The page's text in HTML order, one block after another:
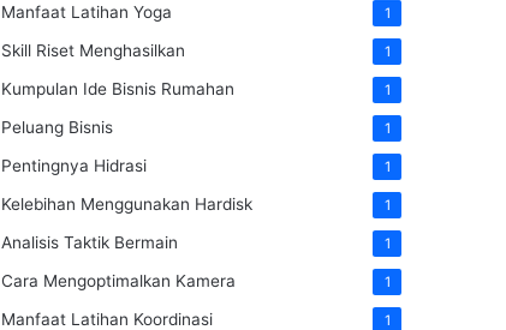
Manfaat Latihan Yoga 1
Skill Riset Menghasilkan 1
Kumpulan Ide Bisnis Rumahan 1
Peluang Bisnis 1
Pentingnya Hidrasi 1
Kelebihan Menggunakan Hardisk 1
Analisis Taktik Bermain 1
Cara Mengoptimalkan Kamera 1
Manfaat Latihan Koordinasi 1